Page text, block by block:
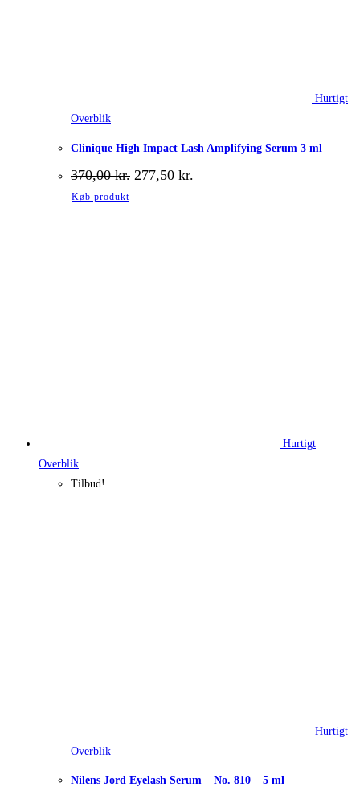
Hurtigt
Overblik
Clinique High Impact Lash Amplifying Serum 3 ml
370,00kr. Den
oprindelige
277,50 kr.
aktuelle
Køb produkt
Hurtigt
Overblik
Tilbud!
Hurtigt
Overblik
Nilens Jord Eyelash Serum – No. 810 – 5 ml